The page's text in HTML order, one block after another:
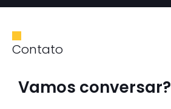
Contato
Vamos conversar?